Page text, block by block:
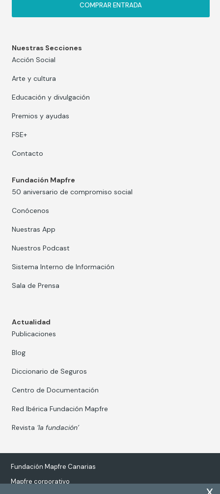
COMPRAR ENTRADA
Nuestras Secciones
Acción Social
Arte y cultura
Educación y divulgación
Premios y ayudas
FSE+
Contacto
Fundación Mapfre
50 aniversario de compromiso social
Conócenos
Nuestras App
Nuestros Podcast
Sistema Interno de Información
Sala de Prensa
Actualidad
Publicaciones
Blog
Diccionario de Seguros
Centro de Documentación
Red Ibérica Fundación Mapfre
Revista ‘la fundación’
Fundación Mapfre Canarias
Mapfre corporativo